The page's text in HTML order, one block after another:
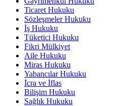
Ticaret Hukuku
Sözleşmeler Hukuku
İş Hukuku
Tüketici Hukuku
Fikri Mülkiyet
Aile Hukuku
Miras Hukuku
Yabancılar Hukuku
İcra ve İflas
Bilişim Hukuku
Sağlık Hukuku